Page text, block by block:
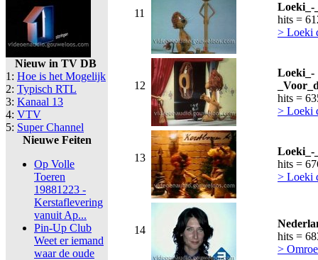
Nieuw in TV DB
1: Hoe is het Mogelijk
2: Typisch RTL
3: Kanaal 13
4: VTV
5: Super Channel
Nieuwe Feiten
Op Volle
Toeren
19881223 -
Kerstaflevering
vanuit Ap...
Pin-Up Club
Weet er iemand
waar de oude
11
Loeki_-
hits =
> Loeki
12
Loeki_-
hits =
> Loeki
13
Loeki_-
hits =
> Loeki
14
hits =
>